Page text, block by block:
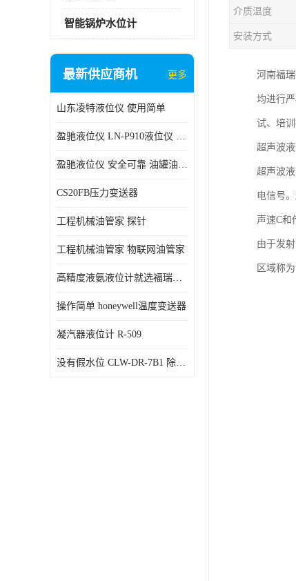
智能锅炉水位计
最新供应商机 更多
山东凌特液位仪 使用简单
盈驰液位仪 LN-P910液位仪 安全可靠
盈驰液位仪 安全可靠 油罐油位检测
CS20FB压力变送器
工程机械油管家 探针
工程机械油管家 物联网油管家
高精度液氨液位计就选福瑞德仪表
操作简单 honeywell温度变送器
凝汽器液位计 R-509
没有假水位 CLW-DR-7B1 除氧器水位测量
介质温度
安装方式
河南福
均进行
试、培训
超声波液
超声波
电信号
声速C和
由于发
区域称